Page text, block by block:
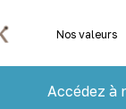
Nos valeurs
Accédez à